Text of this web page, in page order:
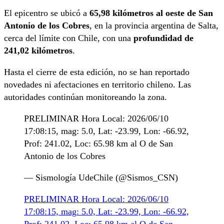
El epicentro se ubicó a 65,98 kilómetros al oeste de San
Antonio de los Cobres, en la provincia argentina de Salta,
cerca del límite con Chile, con una profundidad de
241,02 kilómetros.
Hasta el cierre de esta edición, no se han reportado
novedades ni afectaciones en territorio chileno. Las
autoridades continúan monitoreando la zona.
PRELIMINAR Hora Local: 2026/06/10
17:08:15, mag: 5.0, Lat: -23.99, Lon: -66.92,
Prof: 241.02, Loc: 65.98 km al O de San
Antonio de los Cobres
— Sismología UdeChile (@Sismos_CSN)
PRELIMINAR Hora Local: 2026/06/10
17:08:15, mag: 5.0, Lat: -23.99, Lon: -66.92,